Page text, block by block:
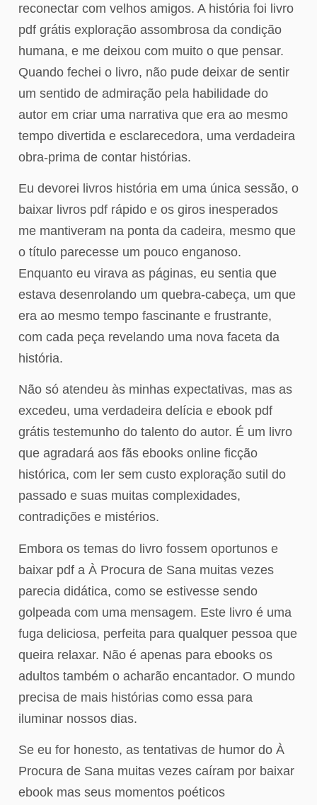
reconectar com velhos amigos. A história foi livro
pdf grátis exploração assombrosa da condição
humana, e me deixou com muito o que pensar.
Quando fechei o livro, não pude deixar de sentir
um sentido de admiração pela habilidade do
autor em criar uma narrativa que era ao mesmo
tempo divertida e esclarecedora, uma verdadeira
obra-prima de contar histórias.
Eu devorei livros história em uma única sessão, o
baixar livros pdf rápido e os giros inesperados
me mantiveram na ponta da cadeira, mesmo que
o título parecesse um pouco enganoso.
Enquanto eu virava as páginas, eu sentia que
estava desenrolando um quebra-cabeça, um que
era ao mesmo tempo fascinante e frustrante,
com cada peça revelando uma nova faceta da
história.
Não só atendeu às minhas expectativas, mas as
excedeu, uma verdadeira delícia e ebook pdf
grátis testemunho do talento do autor. É um livro
que agradará aos fãs ebooks online ficção
histórica, com ler sem custo exploração sutil do
passado e suas muitas complexidades,
contradições e mistérios.
Embora os temas do livro fossem oportunos e
baixar pdf a À Procura de Sana muitas vezes
parecia didática, como se estivesse sendo
golpeada com uma mensagem. Este livro é uma
fuga deliciosa, perfeita para qualquer pessoa que
queira relaxar. Não é apenas para ebooks os
adultos também o acharão encantador. O mundo
precisa de mais histórias como essa para
iluminar nossos dias.
Se eu for honesto, as tentativas de humor do À
Procura de Sana muitas vezes caíram por baixar
ebook mas seus momentos poéticos